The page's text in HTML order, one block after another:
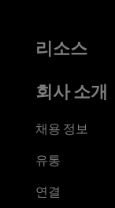
리소스
회사 소개
채용 정보
유통
연결